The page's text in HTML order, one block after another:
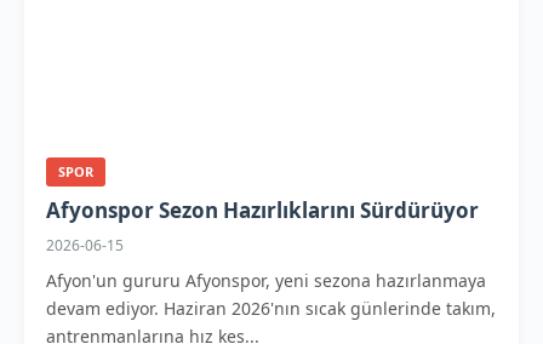
SPOR
Afyonspor Sezon Hazırlıklarını Sürdürüyor
2026-06-15
Afyon'un gururu Afyonspor, yeni sezona hazırlanmaya
devam ediyor. Haziran 2026'nın sıcak günlerinde takım,
antrenmanlarına hız kes...